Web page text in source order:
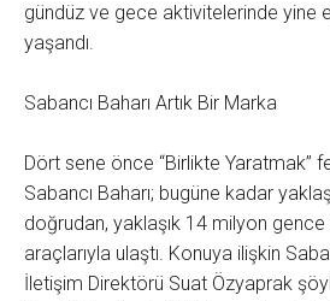
gündüz ve gece aktivitelerinde yine
yaşandı.
Sabancı Baharı Artık Bir Marka
Dört sene önce “Birlikte Yaratmak”
Sabancı Baharı; bugüne kadar
doğrudan, yaklaşık 14 milyon
araçlarıyla ulaştı. Konuya ilişkin
İletişim Direktörü Suat Özyaprak